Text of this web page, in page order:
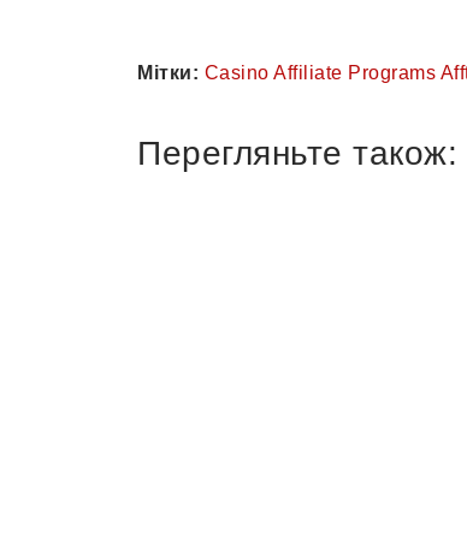
Мітки: Casino Affiliate Programs
Перегляньте також: